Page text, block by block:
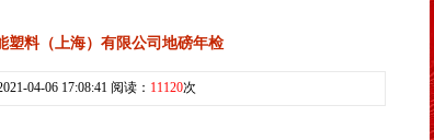
塑料（上海）有限公司地磅年检
04-06 17:08:41 阅读： 11120次